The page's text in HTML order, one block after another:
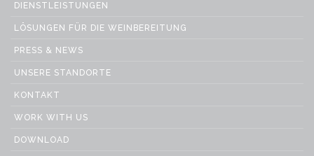
DIENSTLEISTUNGEN
LÖSUNGEN FÜR DIE WEINBEREITUNG
PRESS & NEWS
UNSERE STANDORTE
KONTAKT
WORK WITH US
DOWNLOAD